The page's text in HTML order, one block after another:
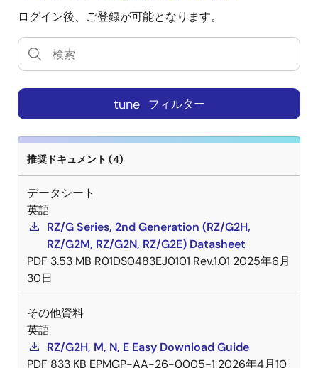
ログイン後、ご登録が可能となります。
tune フィルター
推奨ドキュメント (4)
データシート
英語
RZ/G Series, 2nd Generation (RZ/G2H,
RZ/G2M, RZ/G2N, RZ/G2E) Datasheet
PDF 3.53 MB R01DS0483EJ0101 Rev.1.01 2025年6月
30日
その他資料
英語
RZ/G2H, M, N, E Easy Download Guide
PDF 833 KB EPMGP-AA-26-0005-1 2026年4月10